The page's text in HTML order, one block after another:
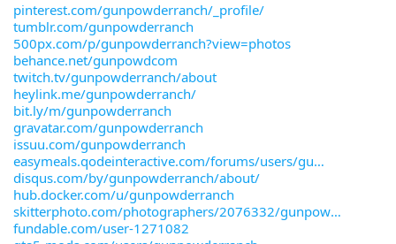
pinterest.com/gunpowderranch/_profile/
tumblr.com/gunpowderranch
500px.com/p/gunpowderranch?view=photos
behance.net/gunpowdcom
twitch.tv/gunpowderranch/about
heylink.me/gunpowderranch/
bit.ly/m/gunpowderranch
gravatar.com/gunpowderranch
issuu.com/gunpowderranch
easymeals.qodeinteractive.com/forums/users/gu
disqus.com/by/gunpowderranch/about/
hub.docker.com/u/gunpowderranch
skitterphoto.com/photographers/2076332/gunpow
fundable.com/user-1271082